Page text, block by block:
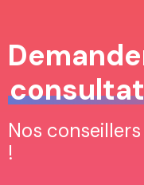
Nos
!